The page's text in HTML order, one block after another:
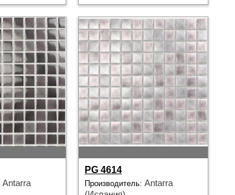
Antarra
PG 4614
Производитель: Antarra